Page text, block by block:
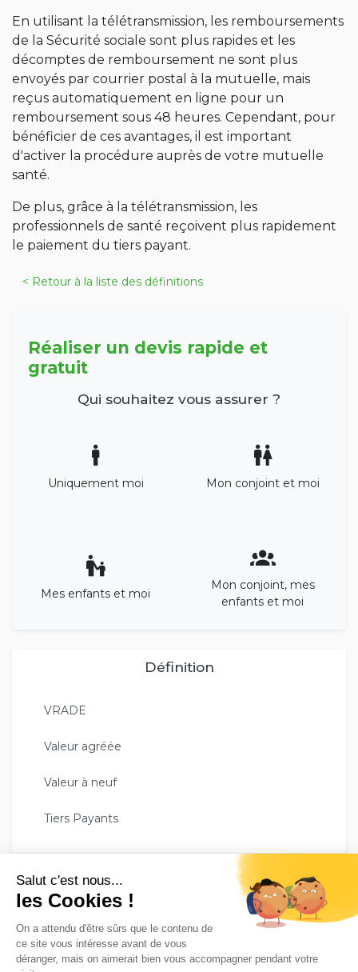
En utilisant la télétransmission, les remboursements
de la Sécurité sociale sont plus rapides et les
décomptes de remboursement ne sont plus
envoyés par courrier postal à la mutuelle, mais
reçus automatiquement en ligne pour un
remboursement sous 48 heures. Cependant, pour
bénéficier de ces avantages, il est important
d'activer la procédure auprès de votre mutuelle
santé.
De plus, grâce à la télétransmission, les
professionnels de santé reçoivent plus rapidement
le paiement du tiers payant.
< Retour à la liste des définitions
Réaliser un devis rapide et
gratuit
Qui souhaitez vous assurer ?
Uniquement moi Mon conjoint et moi
Mes enfants et moi
Mon conjoint, mes
enfants et moi
Définition
VRADE
Valeur agréée
Valeur à neuf
Tiers Payants
GESCO ASSURE VOTRE TRANQUILITÉ !
Avec plus de 35 000 assurés, le groupe Gesco Assurances